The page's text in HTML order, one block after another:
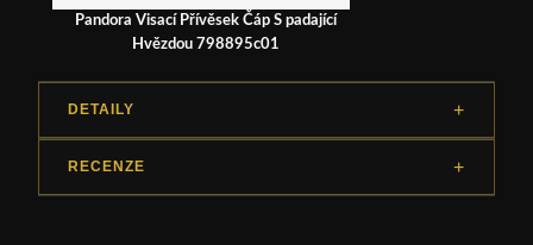
Pandora Visací Přívěsek Čáp S padající
Hvězdou 798895c01
DETAILY
RECENZE